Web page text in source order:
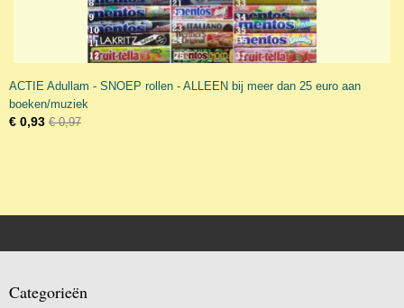
ACTIE Adullam - SNOEP rollen - ALLEEN bij meer dan 25 euro aan
boeken/muziek
€ 0,93 € 0,97
Categorieën